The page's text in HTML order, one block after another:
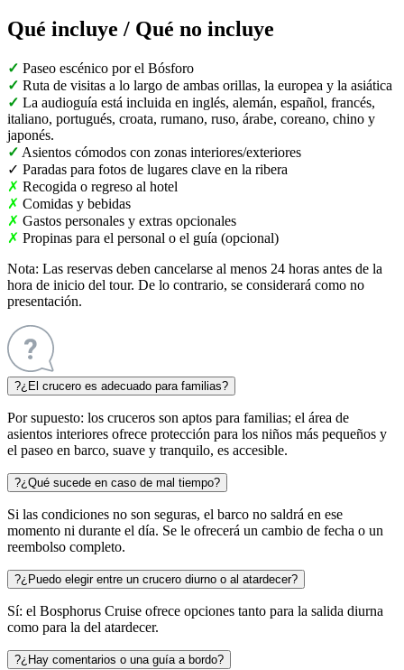
Qué incluye / Qué no incluye
✓ Paseo escénico por el Bósforo
✓ Ruta de visitas a lo largo de ambas orillas, la europea y la asiática
✓ La audioguía está incluida en inglés, alemán, español, francés,
italiano, portugués, croata, rumano, ruso, árabe, coreano, chino y
japonés.
✓ Asientos cómodos con zonas interiores/exteriores
✓ Paradas para fotos de lugares clave en la ribera
✗ Recogida o regreso al hotel
✗ Comidas y bebidas
✗ Gastos personales y extras opcionales
✗ Propinas para el personal o el guía (opcional)
Nota: Las reservas deben cancelarse al menos 24 horas antes de la
hora de inicio del tour. De lo contrario, se considerará como no
presentación.
?¿El crucero es adecuado para familias?
Por supuesto: los cruceros son aptos para familias; el área de
asientos interiores ofrece protección para los niños más pequeños y
el paseo en barco, suave y tranquilo, es accesible.
?¿Qué sucede en caso de mal tiempo?
Si las condiciones no son seguras, el barco no saldrá en ese
momento ni durante el día. Se le ofrecerá un cambio de fecha o un
reembolso completo.
?¿Puedo elegir entre un crucero diurno o al atardecer?
Sí: el Bosphorus Cruise ofrece opciones tanto para la salida diurna
como para la del atardecer.
?¿Hay comentarios o una guía a bordo?